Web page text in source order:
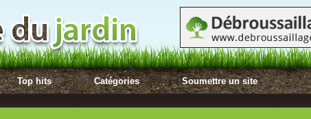
Top hits Catégories Soumettre un site